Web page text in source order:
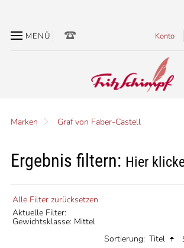
MENÜ Konto
Marken Graf von Faber-Castell
Ergebnis filtern: Hier
Alle Filter zurücksetzen
Aktuelle Filter:
Gewichtsklasse: Mittel
Sortierung: Titel